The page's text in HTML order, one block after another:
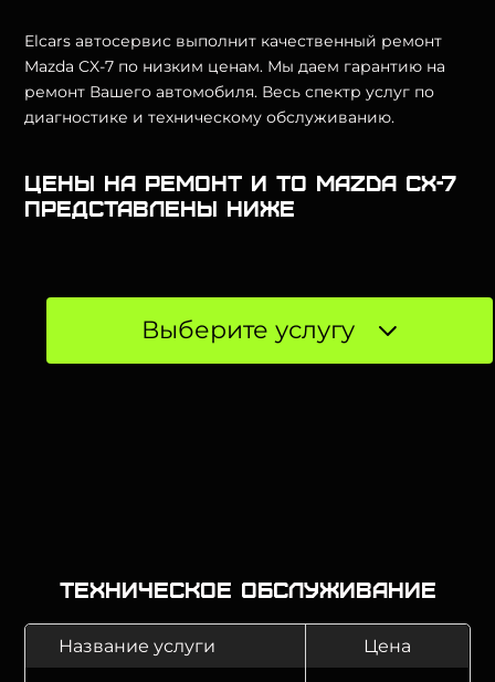
Elcars автосервис выполнит качественный ремонт
Mazda CX-7 по низким ценам. Мы даем гарантию на
ремонт Вашего автомобиля. Весь спектр услуг по
диагностике и техническому обслуживанию.
Цены на ремонт и ТО Mazda CX-7
представлены ниже
Выберите услугу
Техническое обслуживание
Название услуги Цена